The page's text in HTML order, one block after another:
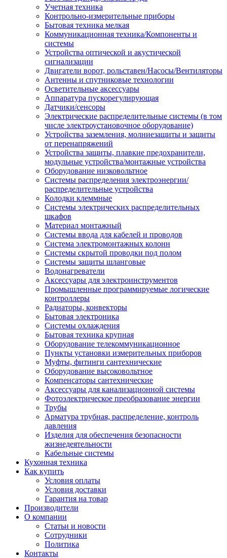
Учетная техника
Контрольно-измерительные приборы
Бытовая техника мелкая
Коммуникационная техника/Компоненты и
системы
Устройства оптической и акустической
сигнализации
Двигатели ворот, рольставен/Насосы/Вентиляторы
Антенны и спутниковые технологии
Осветительные аксессуары
Аппаратура пускорегулирующая
Датчики/сенсоры
Электрические распределительные системы (в том
числе электроустановочное оборудование)
Устройства заземления, молниезащиты и защиты
от перенапряжений
Устройства защиты, плавкие предохранители,
модульные устройства/монтажные устройства
Оборудование низковольтное
Системы распределения электроэнергии/
распределительные устройства
Колодки клеммные
Системы электрических распределительных
шкафов
Материал монтажный
Системы ввода для кабелей и проводов
Система электромонтажных колонн
Системы скрытой проводки под полом
Системы защиты шланговые
Водонагреватели
Аксессуары для электроинструментов
Промышленные программируемые логические
контроллеры
Радиаторы, конвекторы
Бытовая электроника
Системы охлаждения
Бытовая техника крупная
Оборудование телекоммуникационное
Пункты установки измерительных приборов
Муфты, фитинги сантехнические
Оборудование высоковольтное
Компенсаторы сантехнические
Аксессуары для канализационной системы
Фотоэлектрическое преобразование энергии
Трубы
Арматура трубная, распределение, контроль
давления
Изделия для обеспечения безопасности
жизнедеятельности
Кабельные системы
Кухонная техника
Как купить
Условия оплаты
Условия доставки
Гарантия на товар
Производители
О компании
Статьи и новости
Сотрудники
Политика
Контакты